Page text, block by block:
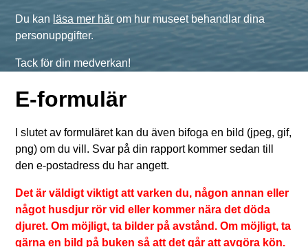
Du kan läsa mer här om hur museet behandlar dina
personuppgifter.
Tack för din medverkan!
E-formulär
I slutet av formuläret kan du även bifoga en bild (jpeg, gif,
png) om du vill. Svar på din rapport kommer sedan till
den e-postadress du har angett.
Det är väldigt viktigt att varken du, någon annan eller
något husdjur rör vid eller kommer nära det döda
djuret. Om möjligt, ta bilder på avstånd. Om möjligt, ta
gärna en bild på buken så att det går att avgöra kön.